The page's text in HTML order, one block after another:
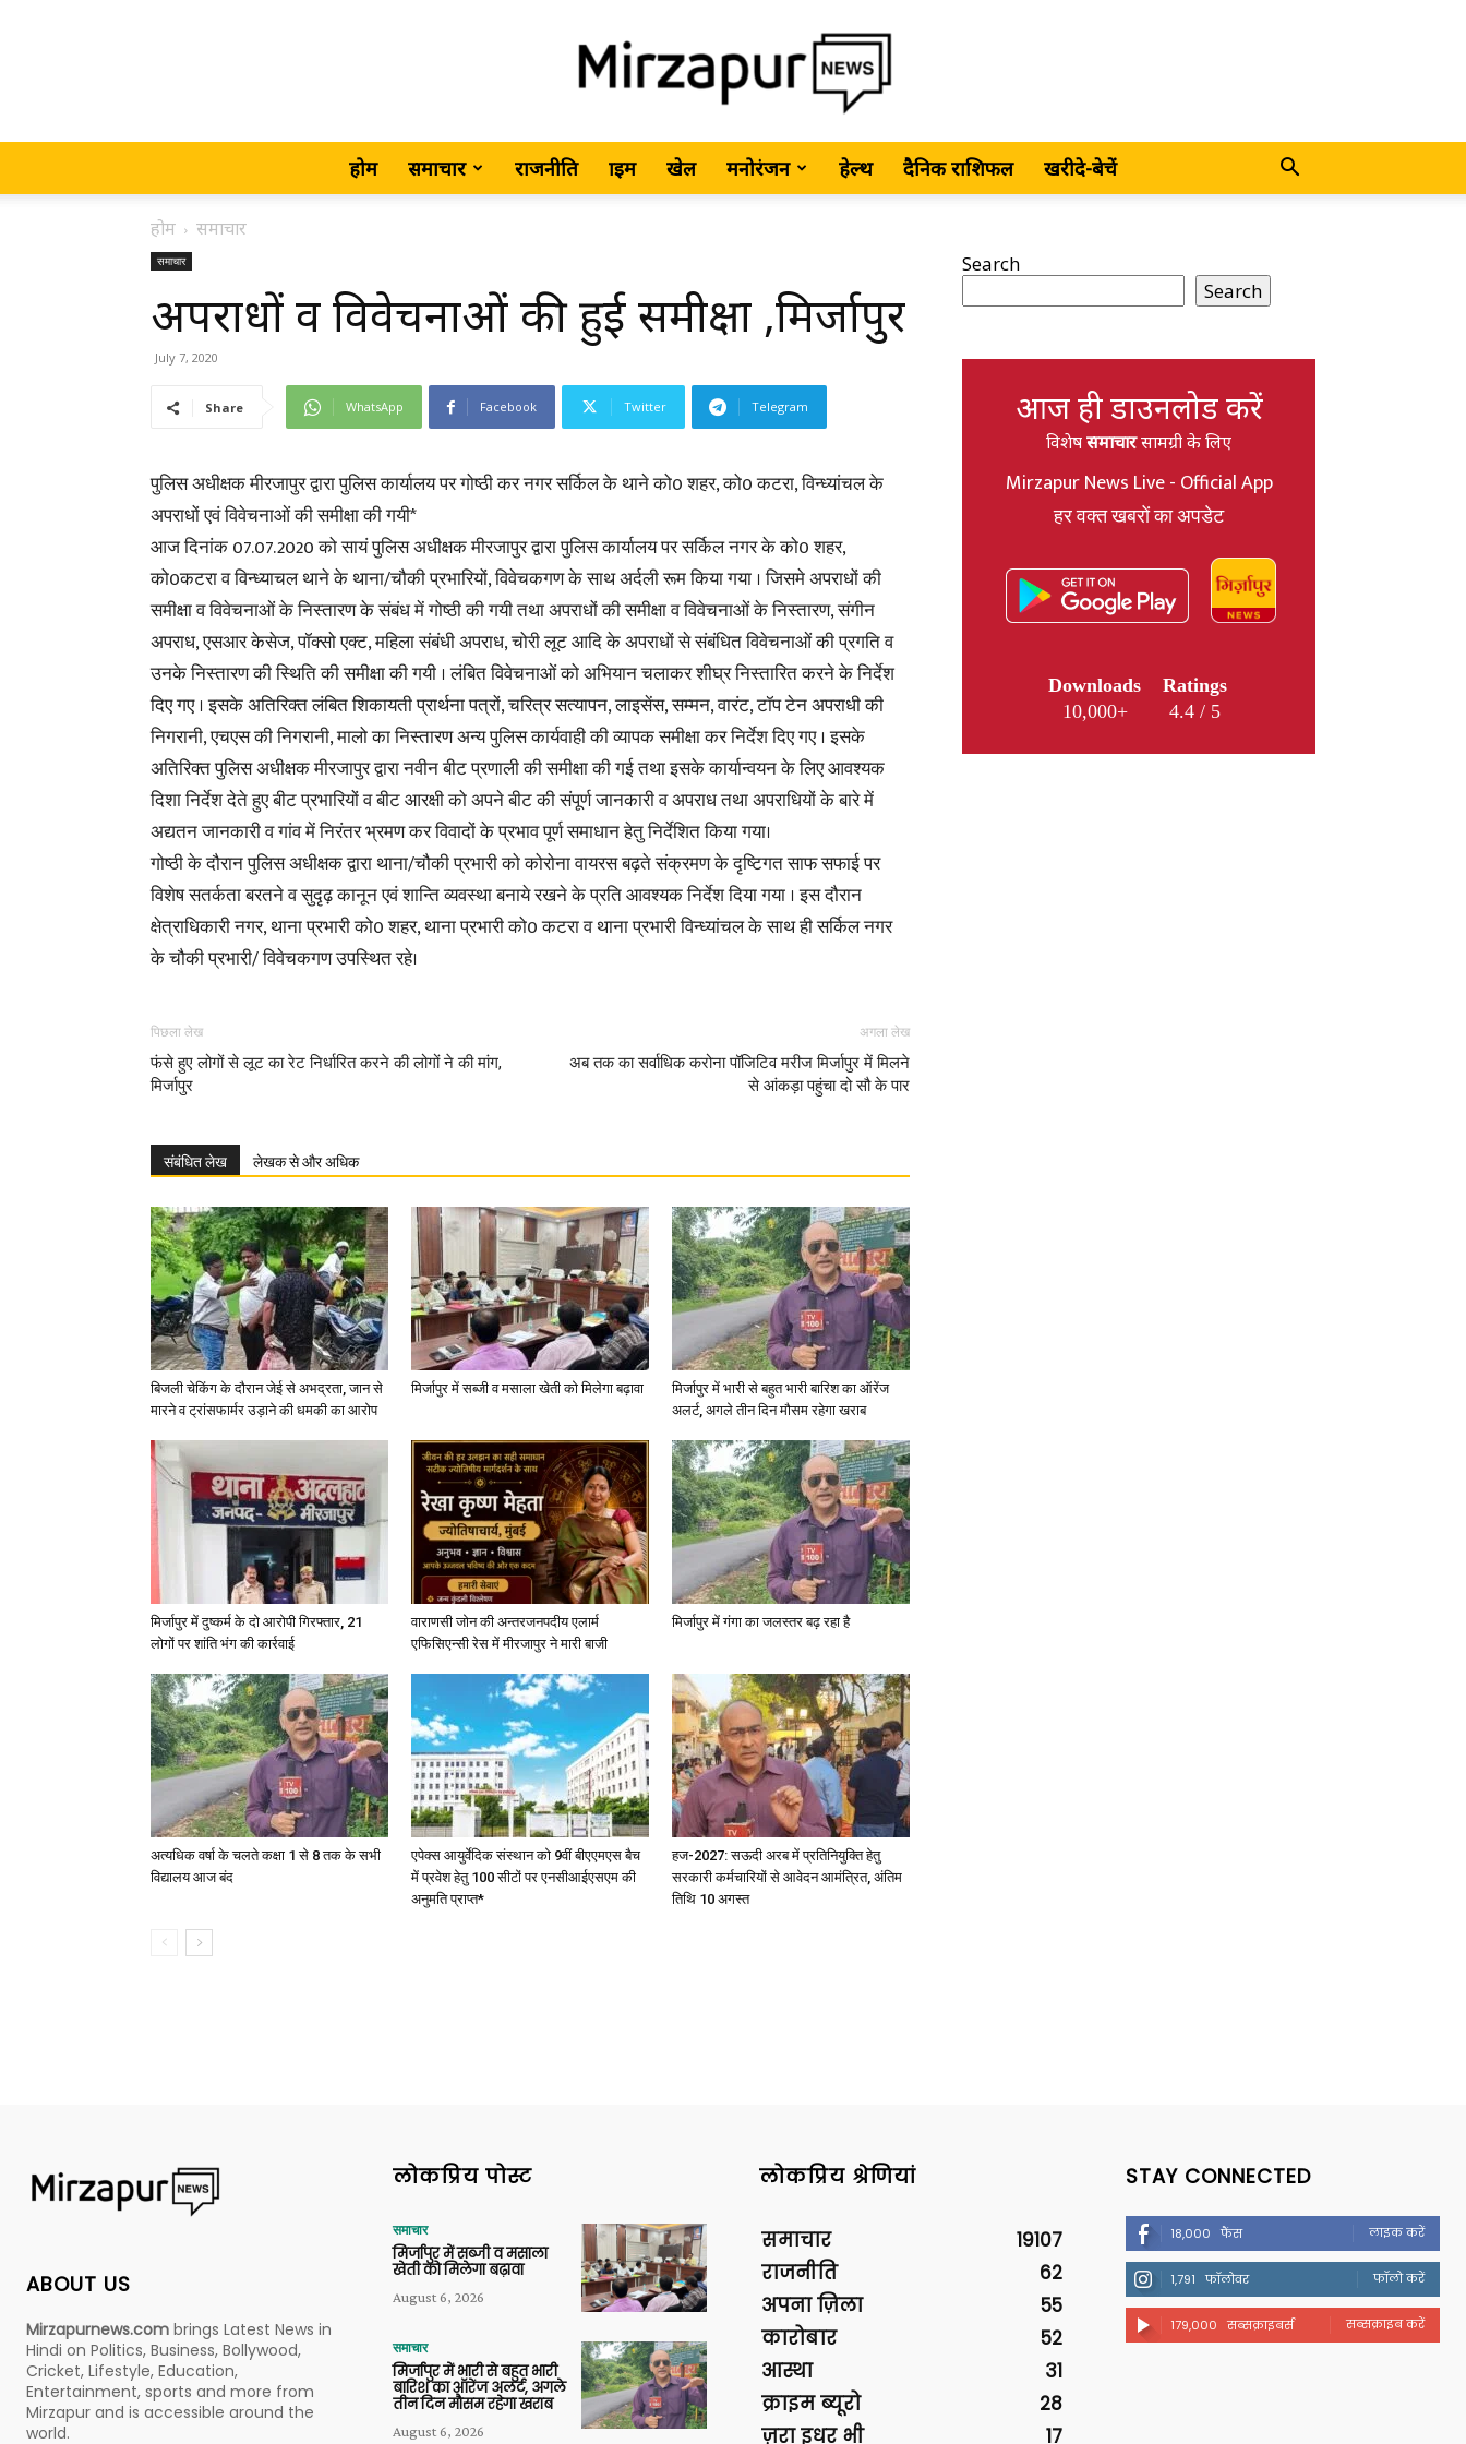
MirzapurNews.com
•
Hindi
News,
Latest
News
Hindi,
Today
Hindi
News
Paper
होम समाचार राजनीति क्राइम खेल मनोरंजन हेल्थ दैनिक राशिफल खरीदे-बेचें
होम समाचार
समाचार
अपराधों व विवेचनाओं की हुई समीक्षा ,मिर्जापुर
July 7, 2020
Share WhatsApp Facebook Twitter Telegram
पुलिस अधीक्षक मीरजापुर द्वारा पुलिस कार्यालय पर गोष्ठी कर नगर सर्किल के थाने को0 शहर, को0 कटरा, विन्ध्यांचल के
अपराधों एवं विवेचनाओं की समीक्षा की गयी*
आज दिनांक 07.07.2020 को सायं पुलिस अधीक्षक मीरजापुर द्वारा पुलिस कार्यालय पर सर्किल नगर के को0 शहर,
को0कटरा व विन्ध्याचल थाने के थाना/चौकी प्रभारियों, विवेचकगण के साथ अर्दली रूम किया गया । जिसमे अपराधों की
समीक्षा व विवेचनाओं के निस्तारण के संबंध में गोष्ठी की गयी तथा अपराधों की समीक्षा व विवेचनाओं के निस्तारण, संगीन
अपराध, एसआर केसेज, पॉक्सो एक्ट, महिला संबंधी अपराध, चोरी लूट आदि के अपराधों से संबंधित विवेचनाओं की प्रगति व
उनके निस्तारण की स्थिति की समीक्षा की गयी । लंबित विवेचनाओं को अभियान चलाकर शीघ्र निस्तारित करने के निर्देश
दिए गए । इसके अतिरिक्त लंबित शिकायती प्रार्थना पत्रों, चरित्र सत्यापन, लाइसेंस, सम्मन, वारंट, टॉप टेन अपराधी की
निगरानी, एचएस की निगरानी, मालो का निस्तारण अन्य पुलिस कार्यवाही की व्यापक समीक्षा कर निर्देश दिए गए । इसके
अतिरिक्त पुलिस अधीक्षक मीरजापुर द्वारा नवीन बीट प्रणाली की समीक्षा की गई तथा इसके कार्यान्वयन के लिए आवश्यक
दिशा निर्देश देते हुए बीट प्रभारियों व बीट आरक्षी को अपने बीट की संपूर्ण जानकारी व अपराध तथा अपराधियों के बारे में
अद्यतन जानकारी व गांव में निरंतर भ्रमण कर विवादों के प्रभाव पूर्ण समाधान हेतु निर्देशित किया गया।
गोष्ठी के दौरान पुलिस अधीक्षक द्वारा थाना/चौकी प्रभारी को कोरोना वायरस बढ़ते संक्रमण के दृष्टिगत साफ सफाई पर
विशेष सतर्कता बरतने व सुदृढ़ कानून एवं शान्ति व्यवस्था बनाये रखने के प्रति आवश्यक निर्देश दिया गया । इस दौरान
क्षेत्राधिकारी नगर, थाना प्रभारी को0 शहर, थाना प्रभारी को0 कटरा व थाना प्रभारी विन्ध्यांचल के साथ ही सर्किल नगर
के चौकी प्रभारी/ विवेचकगण उपस्थित रहे।
पिछला लेख
फंसे हुए लोगों से लूट का रेट निर्धारित करने की लोगों ने की मांग,
मिर्जापुर
अगला लेख
अब तक का सर्वाधिक करोना पॉजिटिव मरीज मिर्जापुर में मिलने
से आंकड़ा पहुंचा दो सौ के पार
संबंधित लेख लेखक से और अधिक
बिजली चेकिंग के दौरान जेई से अभद्रता, जान से
मारने व ट्रांसफार्मर उड़ाने की धमकी का आरोप
मिर्जापुर में सब्जी व मसाला खेती को मिलेगा बढ़ावा
मिर्जापुर में भारी से बहुत भारी बारिश का ऑरेंज
अलर्ट, अगले तीन दिन मौसम रहेगा खराब
मिर्जापुर में दुष्कर्म के दो आरोपी गिरफ्तार, 21
लोगों पर शांति भंग की कार्रवाई
वाराणसी जोन की अन्तरजनपदीय एलार्म
एफिसिएन्सी रेस में मीरजापुर ने मारी बाजी
मिर्जापुर में गंगा का जलस्तर बढ़ रहा है
अत्यधिक वर्षा के चलते कक्षा 1 से 8 तक के सभी
विद्यालय आज बंद
एपेक्स आयुर्वेदिक संस्थान को 9वीं बीएएमएस बैच
में प्रवेश हेतु 100 सीटों पर एनसीआईएसएम की
अनुमति प्राप्त*
हज-2027: सऊदी अरब में प्रतिनियुक्ति हेतु
सरकारी कर्मचारियों से आवेदन आमंत्रित, अंतिम
तिथि 10 अगस्त
Search
Search
आज ही डाउनलोड करें
विशेषसमाचारसामग्री के लिए
Mirzapur News Live - Official App
हर वक्त खबरों का अपडेट
Downloads
10,000+
Ratings
4.4 / 5
ABOUT US
Mirzapurnews.com brings Latest News in
Hindi on Politics, Business, Bollywood,
Cricket, Lifestyle, Education,
Entertainment, sports and more from
Mirzapur and is accessible around the
world.
लोकप्रिय पोस्ट
समाचार
मिर्जापुर में सब्जी व मसाला
खेती को मिलेगा बढ़ावा
August 6, 2026
समाचार
मिर्जापुर में भारी से बहुत भारी
बारिश का ऑरेंज अलर्ट, अगले
तीन दिन मौसम रहेगा खराब
August 6, 2026
लोकप्रिय श्रेणियां
समाचार
19107
राजनीति
62
अपना ज़िला
55
कारोबार
52
आस्था
31
क्राइम ब्यूरो
28
ज़रा इधर भी
17
STAY CONNECTED
18,000 फैंस लाइक करें
1,791 फॉलोवर फॉलो करें
179,000 सब्सक्राइबर्स सब्सक्राइब करें